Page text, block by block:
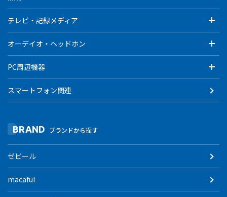
テレビ・記録メディア
オーデイオ・ヘッドホン
PC周辺機器
スマートフォン関連
BRAND ブランドから探す
ゼピール
macaful